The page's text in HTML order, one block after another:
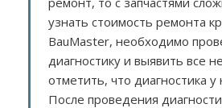
узнать стоимость ремонта
BauMaster, необходимо
диагностику и выявить все
отметить, что диагностика у
После проведения